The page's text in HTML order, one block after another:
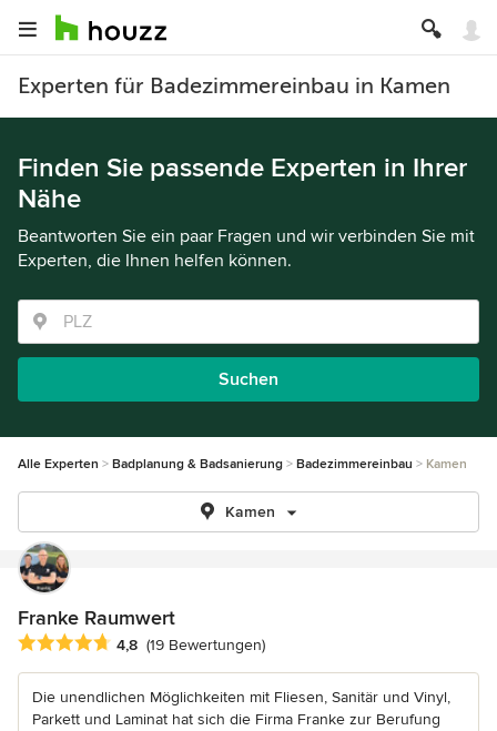
Experten für Badezimmereinbau in Kamen
Finden Sie passende Experten in Ihrer
Nähe
Beantworten Sie ein paar Fragen und wir verbinden Sie mit
Experten, die Ihnen helfen können.
Suchen
Alle Experten Badplanung & Badsanierung Badezimmereinbau Kamen
Kamen
Franke Raumwert
Durchschnittliche Bewertung: 4.8 von 5 Sternen
4,8 (19 Bewertungen)
Die unendlichen Möglichkeiten mit Fliesen, Sanitär und Vinyl,
Parkett und Laminat hat sich die Firma Franke zur Berufung